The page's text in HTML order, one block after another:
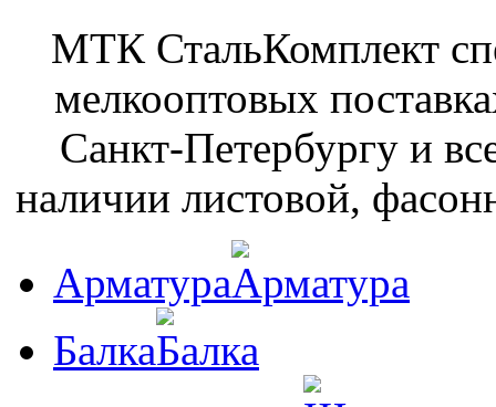
МТК СтальКомплект
мелкооптовых
Санкт-Петербургу и
наличии листовой,
Арматура
Балка